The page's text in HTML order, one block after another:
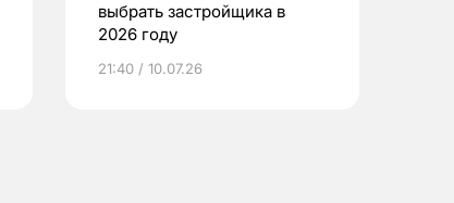
выбрать застройщика в
2026 году
21:40 / 10.07.26